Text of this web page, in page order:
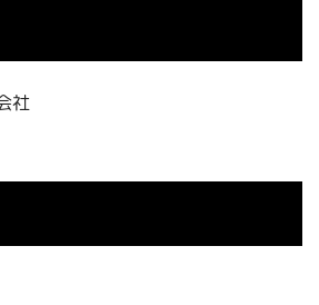
社